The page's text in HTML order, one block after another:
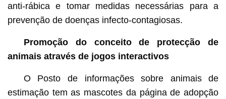
anti-rábica e tomar medidas necessárias para a
prevenção de doenças infecto-contagiosas.
Promoção do conceito de protecção de
animais através de jogos interactivos
O Posto de informações sobre animais de
estimação tem as mascotes da página de adopção